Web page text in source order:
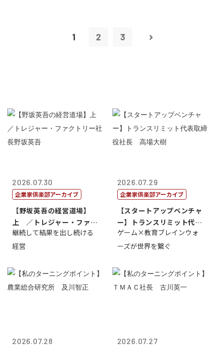
1 2 3
2026.07.30
企業家倶楽部アーカイブ
【野坂英吾の経営道場】
上 ／トレジャー・ファク
トリー社長野坂...
継続して結果を出し続ける
経営
2026.07.29
企業家倶楽部アーカイブ
【スタートアップベンチャ
ー】トランスリミット代表
取締役社長 ...
ゲーム×教育ブレインウォ
ーズが世界を繋ぐ
2026.07.28 2026.07.27